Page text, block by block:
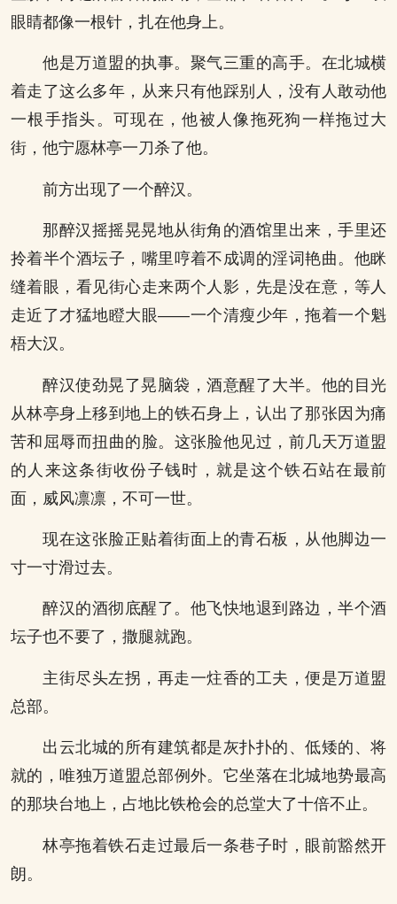
眼睛都像一根针，扎在他身上。
他是万道盟的执事。聚气三重的高手。在北城横
着走了这么多年，从来只有他踩别人，没有人敢动他
一根手指头。可现在，他被人像拖死狗一样拖过大
街，他宁愿林亭一刀杀了他。
前方出现了一个醉汉。
那醉汉摇摇晃晃地从街角的酒馆里出来，手里还
拎着半个酒坛子，嘴里哼着不成调的淫词艳曲。他眯
缝着眼，看见街心走来两个人影，先是没在意，等人
走近了才猛地瞪大眼——一个清瘦少年，拖着一个魁
梧大汉。
醉汉使劲晃了晃脑袋，酒意醒了大半。他的目光
从林亭身上移到地上的铁石身上，认出了那张因为痛
苦和屈辱而扭曲的脸。这张脸他见过，前几天万道盟
的人来这条街收份子钱时，就是这个铁石站在最前
面，威风凛凛，不可一世。
现在这张脸正贴着街面上的青石板，从他脚边一
寸一寸滑过去。
醉汉的酒彻底醒了。他飞快地退到路边，半个酒
坛子也不要了，撒腿就跑。
主街尽头左拐，再走一炷香的工夫，便是万道盟
总部。
出云北城的所有建筑都是灰扑扑的、低矮的、将
就的，唯独万道盟总部例外。它坐落在北城地势最高
的那块台地上，占地比铁枪会的总堂大了十倍不止。
林亭拖着铁石走过最后一条巷子时，眼前豁然开
朗。